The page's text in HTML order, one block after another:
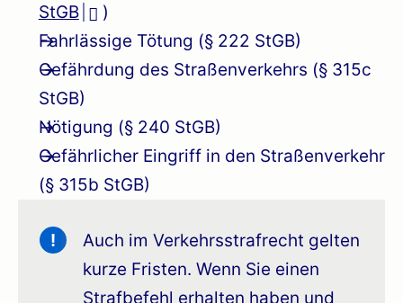
StGB
)
Fahrlässige Tötung (§ 222 StGB)
Gefährdung des Straßenverkehrs (§ 315c
StGB)
Nötigung (§ 240 StGB)
Gefährlicher Eingriff in den Straßenverkehr
(§ 315b StGB)
!
Auch im Verkehrsstrafrecht gelten
kurze Fristen. Wenn Sie einen
Strafbefehl erhalten haben und